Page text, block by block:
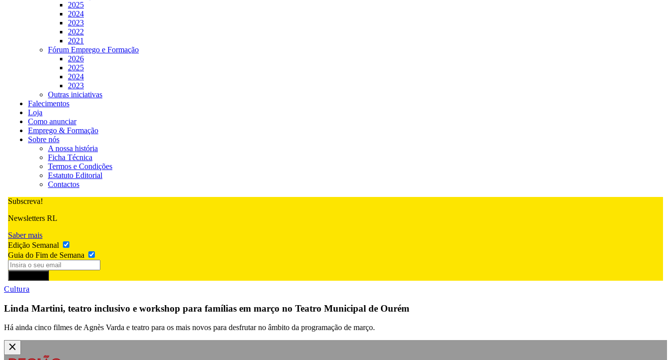
2025
2024
2023
2022
2021
Fórum Emprego e Formação
2026
2025
2024
2023
Outras iniciativas
Falecimentos
Loja
Como anunciar
Emprego & Formação
Sobre nós
A nossa história
Ficha Técnica
Termos e Condições
Estatuto Editorial
Contactos
Subscreva!
Newsletters RL
Saber mais
Edição Semanal
Guia do Fim de Semana
Cultura
Linda Martini, teatro inclusivo e workshop para famílias em março no Teatro Municipal de Ourém
Há ainda cinco filmes de Agnès Varda e teatro para os mais novos para desfrutar no âmbito da programação de março.